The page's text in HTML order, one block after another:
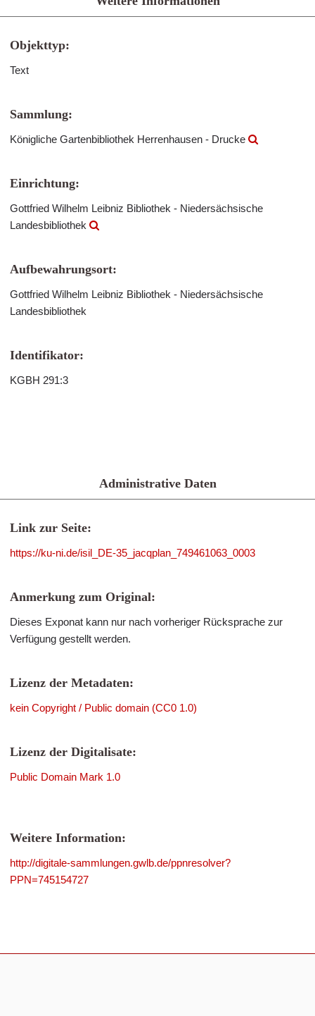
Objekttyp:
Text
Sammlung:
Königliche Gartenbibliothek Herrenhausen - Drucke
Einrichtung:
Gottfried Wilhelm Leibniz Bibliothek - Niedersächsische
Landesbibliothek
Aufbewahrungsort:
Gottfried Wilhelm Leibniz Bibliothek - Niedersächsische
Landesbibliothek
Identifikator:
KGBH 291:3
Administrative Daten
Link zur Seite:
https://ku-ni.de/isil_DE-35_jacqplan_749461063_0003
Anmerkung zum Original:
Dieses Exponat kann nur nach vorheriger Rücksprache zur
Verfügung gestellt werden.
Lizenz der Metadaten:
kein Copyright / Public domain (CC0 1.0)
Lizenz der Digitalisate:
Public Domain Mark 1.0
Weitere Information:
http://digitale-sammlungen.gwlb.de/ppnresolver?
PPN=745154727